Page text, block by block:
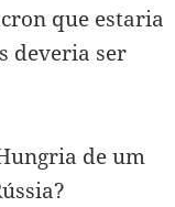
que estaria
deveria ser
de um